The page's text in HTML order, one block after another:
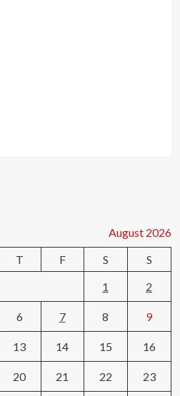
August 2026
T F S
S
1
2
6 7 8 9
13 14 15 16
20 21 22 23